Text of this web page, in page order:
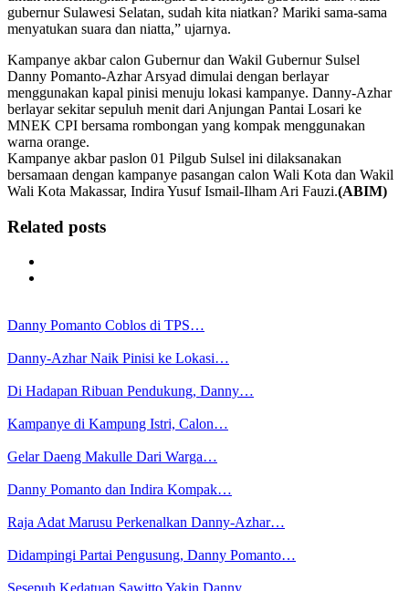
gubernur Sulawesi Selatan, sudah kita niatkan? Mariki sama-sama
menyatukan suara dan niatta,” ujarnya.
Kampanye akbar calon Gubernur dan Wakil Gubernur Sulsel
Danny Pomanto-Azhar Arsyad dimulai dengan berlayar
menggunakan kapal pinisi menuju lokasi kampanye. Danny-Azhar
berlayar sekitar sepuluh menit dari Anjungan Pantai Losari ke
MNEK CPI bersama rombongan yang kompak menggunakan
warna orange.
Kampanye akbar paslon 01 Pilgub Sulsel ini dilaksanakan
bersamaan dengan kampanye pasangan calon Wali Kota dan Wakil
Wali Kota Makassar, Indira Yusuf Ismail-Ilham Ari Fauzi.(ABIM)
Related posts
Danny Pomanto Coblos di TPS…
Danny-Azhar Naik Pinisi ke Lokasi…
Di Hadapan Ribuan Pendukung, Danny…
Kampanye di Kampung Istri, Calon…
Gelar Daeng Makulle Dari Warga…
Danny Pomanto dan Indira Kompak…
Raja Adat Marusu Perkenalkan Danny-Azhar…
Didampingi Partai Pengusung, Danny Pomanto…